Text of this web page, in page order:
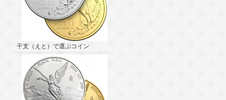
干支（えと）で選ぶコイン